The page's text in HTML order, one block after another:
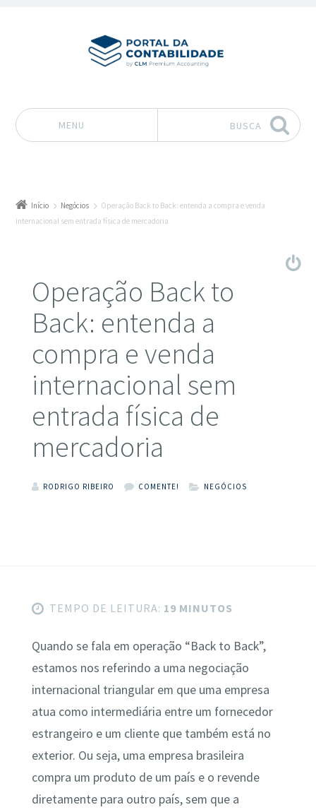
MENU BUSCA
Início Negócios
Operação Back to Back: entenda a compra e venda
internacional sem entrada física de mercadoria
Operação Back to
Back: entenda a
compra e venda
internacional sem
entrada física de
mercadoria
RODRIGO RIBEIRO COMENTE! NEGÓCIOS
TEMPO DE LEITURA: 19 MINUTOS
Quando se fala em operação “Back to Back”,
estamos nos referindo a uma negociação
internacional triangular em que uma empresa
atua como intermediária entre um fornecedor
estrangeiro e um cliente que também está no
exterior​. Ou seja, uma empresa brasileira
compra um produto de um país e o revende
diretamente para outro país, sem que a